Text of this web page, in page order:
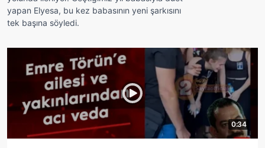
yapan Elyesa, bu kez babasının yeni şarkısını
tek başına söyledi.
0:34